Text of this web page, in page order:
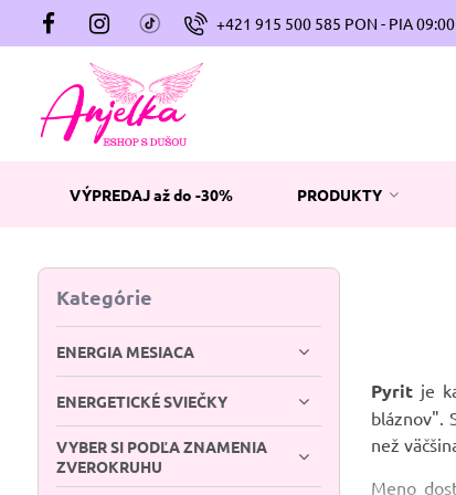
+421 915 500 585 PON - PIA
VÝPREDAJ až do -30% PRODUKTY
Pyrit je
bláznov".
než
Meno
Kategórie
ENERGIA MESIACA
ENERGETICKÉ SVIEČKY
VYBER SI PODĽA ZNAMENIA
ZVEROKRUHU